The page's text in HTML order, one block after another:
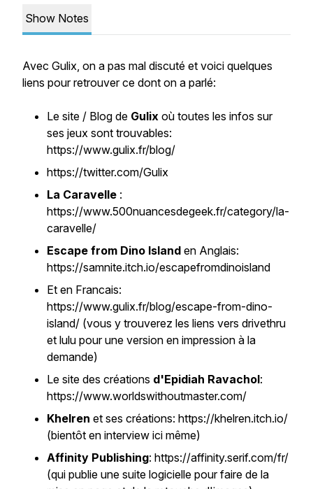
Show Notes
Avec Gulix, on a pas mal discuté et voici quelques
liens pour retrouver ce dont on a parlé:
Le site / Blog de Gulix où toutes les infos sur
ses jeux sont trouvables:
https://www.gulix.fr/blog/
https://twitter.com/Gulix
La Caravelle :
https://www.500nuancesdegeek.fr/category/la-
caravelle/
Escape from Dino Island en Anglais:
https://samnite.itch.io/escapefromdinoisland
Et en Francais:
https://www.gulix.fr/blog/escape-from-dino-
island/ (vous y trouverez les liens vers drivethru
et lulu pour une version en impression à la
demande)
Le site des créations d'Epidiah Ravachol:
https://www.worldswithoutmaster.com/
Khelren et ses créations: https://khelren.itch.io/
(bientôt en interview ici même)
Affinity Publishing: https://affinity.serif.com/fr/
(qui publie une suite logicielle pour faire de la